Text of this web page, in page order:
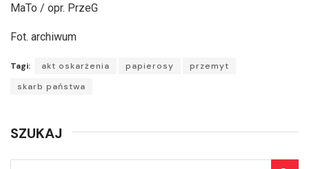
MaTo / opr. PrzeG
Fot. archiwum
Tagi: akt oskarżenia papierosy
przemyt
skarb państwa
SZUKAJ